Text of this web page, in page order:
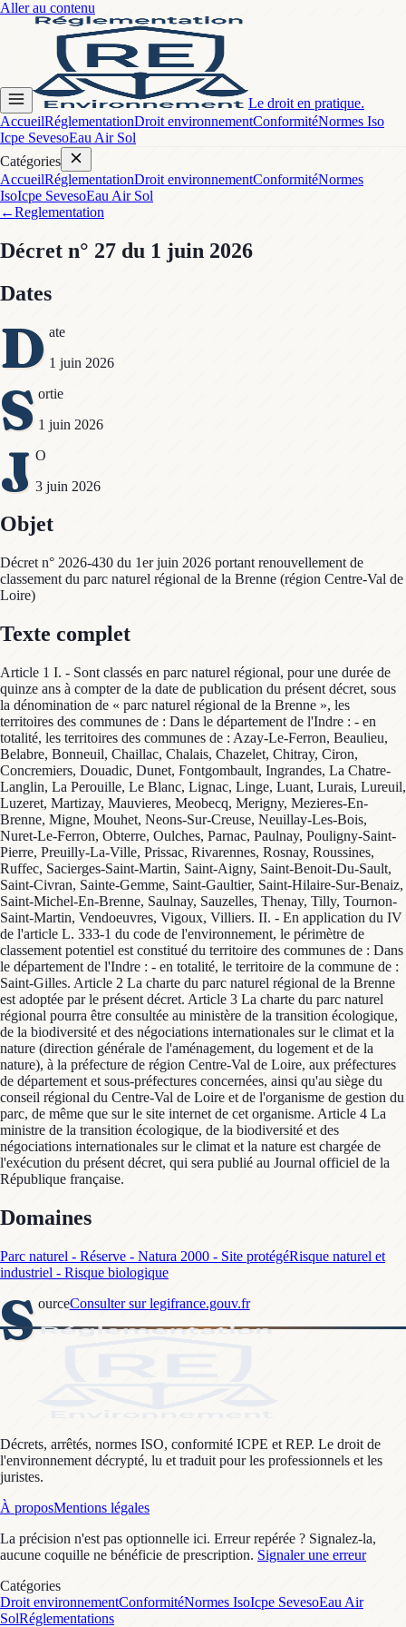
Aller au contenu
Le droit en pratique.
AccueilRéglementationDroit environnementConformitéNormes Iso
Icpe SevesoEau Air Sol
Catégories
AccueilRéglementationDroit environnementConformitéNormes
IsoIcpe SevesoEau Air Sol
←Reglementation
Décret n° 27 du 1 juin 2026
Dates
D ate
1 juin 2026
S ortie
1 juin 2026
J O
3 juin 2026
Objet
Décret n° 2026-430 du 1er juin 2026 portant renouvellement de
classement du parc naturel régional de la Brenne (région Centre-Val de
Loire)
Texte complet
Article 1 I. - Sont classés en parc naturel régional, pour une durée de
quinze ans à compter de la date de publication du présent décret, sous
la dénomination de « parc naturel régional de la Brenne », les
territoires des communes de : Dans le département de l'Indre : - en
totalité, les territoires des communes de : Azay-Le-Ferron, Beaulieu,
Belabre, Bonneuil, Chaillac, Chalais, Chazelet, Chitray, Ciron,
Concremiers, Douadic, Dunet, Fontgombault, Ingrandes, La Chatre-
Langlin, La Perouille, Le Blanc, Lignac, Linge, Luant, Lurais, Lureuil,
Luzeret, Martizay, Mauvieres, Meobecq, Merigny, Mezieres-En-
Brenne, Migne, Mouhet, Neons-Sur-Creuse, Neuillay-Les-Bois,
Nuret-Le-Ferron, Obterre, Oulches, Parnac, Paulnay, Pouligny-Saint-
Pierre, Preuilly-La-Ville, Prissac, Rivarennes, Rosnay, Roussines,
Ruffec, Sacierges-Saint-Martin, Saint-Aigny, Saint-Benoit-Du-Sault,
Saint-Civran, Sainte-Gemme, Saint-Gaultier, Saint-Hilaire-Sur-Benaiz,
Saint-Michel-En-Brenne, Saulnay, Sauzelles, Thenay, Tilly, Tournon-
Saint-Martin, Vendoeuvres, Vigoux, Villiers. II. - En application du IV
de l'article L. 333-1 du code de l'environnement, le périmètre de
classement potentiel est constitué du territoire des communes de : Dans
le département de l'Indre : - en totalité, le territoire de la commune de :
Saint-Gilles. Article 2 La charte du parc naturel régional de la Brenne
est adoptée par le présent décret. Article 3 La charte du parc naturel
régional pourra être consultée au ministère de la transition écologique,
de la biodiversité et des négociations internationales sur le climat et la
nature (direction générale de l'aménagement, du logement et de la
nature), à la préfecture de région Centre-Val de Loire, aux préfectures
de département et sous-préfectures concernées, ainsi qu'au siège du
conseil régional du Centre-Val de Loire et de l'organisme de gestion du
parc, de même que sur le site internet de cet organisme. Article 4 La
ministre de la transition écologique, de la biodiversité et des
négociations internationales sur le climat et la nature est chargée de
l'exécution du présent décret, qui sera publié au Journal officiel de la
République française.
Domaines
Parc naturel - Réserve - Natura 2000 - Site protégéRisque naturel et
industriel - Risque biologique
S ourceConsulter sur legifrance.gouv.fr
Décrets, arrêtés, normes ISO, conformité ICPE et REP. Le droit de
l'environnement décrypté, lu et traduit pour les professionnels et les
juristes.
À proposMentions légales
La précision n'est pas optionnelle ici. Erreur repérée ? Signalez-la,
aucune coquille ne bénéficie de prescription. Signaler une erreur
Catégories
Droit environnementConformitéNormes IsoIcpe SevesoEau Air
SolRéglementations